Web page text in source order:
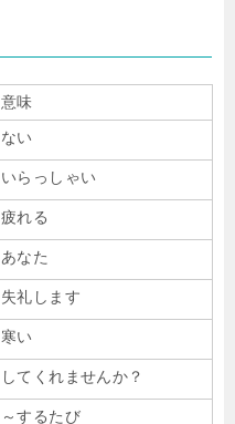
意味
ない
いらっしゃい
疲れる
あなた
失礼します
寒い
してくれませんか？
～するたび